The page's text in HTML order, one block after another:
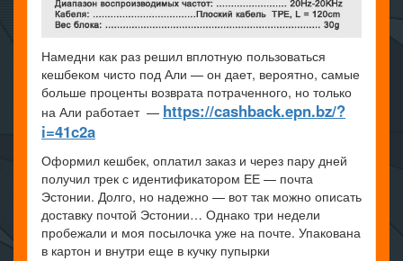
Намедни как раз решил вплотную пользоваться
кешбеком чисто под Али — он дает, вероятно, самые
больше проценты возврата потраченного, но только
на Али работает — https://cashback.epn.bz/?
i=41c2a
Оформил кешбек, оплатил заказ и через пару дней
получил трек с идентификатором ЕЕ — почта
Эстонии. Долго, но надежно — вот так можно описать
доставку почтой Эстонии… Однако три недели
пробежали и моя посылочка уже на почте. Упакована
в картон и внутри еще в кучку пупырки